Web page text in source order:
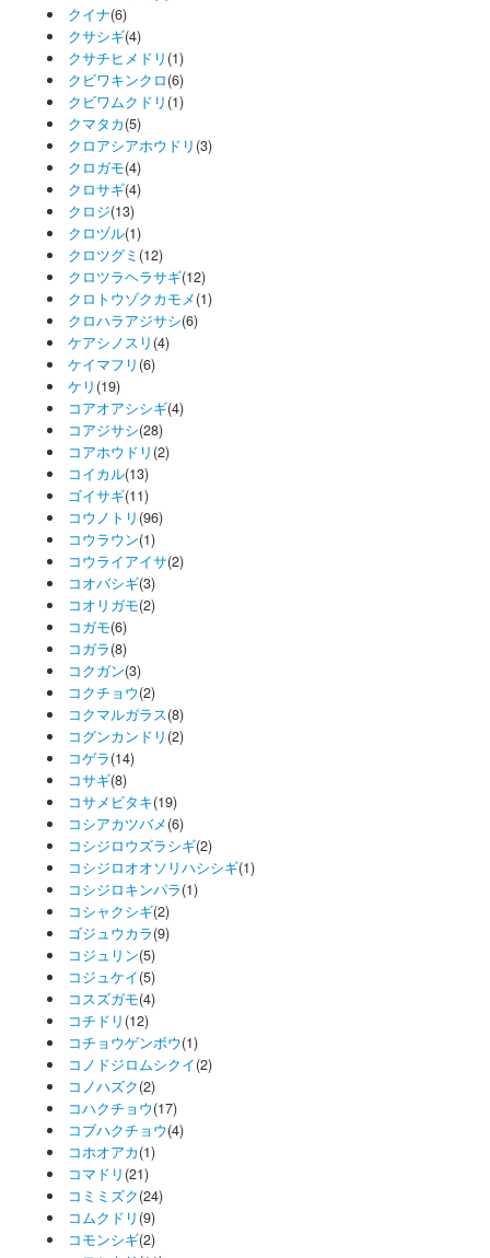
クイナ(6)
クサシギ(4)
クサチヒメドリ (1)
クビワキンクロ(6)
クビワムクドリ (1)
クマタカ(5)
クロアシアホウドリ (3)
クロガモ(4)
クロサギ(4)
クロジ(13)
クロヅル(1)
クロツグミ (12)
クロツラヘラサギ(12)
クロトウゾクカモメ(1)
クロハラアジサシ(6)
ケアシノスリ (4)
ケイマフリ (6)
ケリ (19)
コアオアシシギ(4)
コアジサシ(28)
コアホウドリ (2)
コイカル(13)
ゴイサギ(11)
コウノトリ (96)
コウラウン(1)
コウライアイサ(2)
コオバシギ(3)
コオリガモ(2)
コガモ(6)
コガラ(8)
コクガン(3)
コクチョウ(2)
コクマルガラス(8)
コグンカンドリ (2)
コゲラ(14)
コサギ(8)
コサメビタキ(19)
コシアカツバメ(6)
コシジロウズラシギ(2)
コシジロオオソリハシシギ(1)
コシジロキンパラ(1)
コシャクシギ(2)
ゴジュウカラ(9)
コジュリン(5)
コジュケイ(5)
コスズガモ(4)
コチドリ (12)
コチョウゲンボウ(1)
コノドジロムシクイ(2)
コノハズク(2)
コハクチョウ(17)
コブハクチョウ(4)
コホオアカ(1)
コマドリ (21)
コミミズク(24)
コムクドリ (9)
コモンシギ(2)